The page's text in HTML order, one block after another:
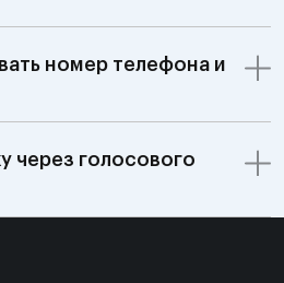
номер телефона и
через голосового